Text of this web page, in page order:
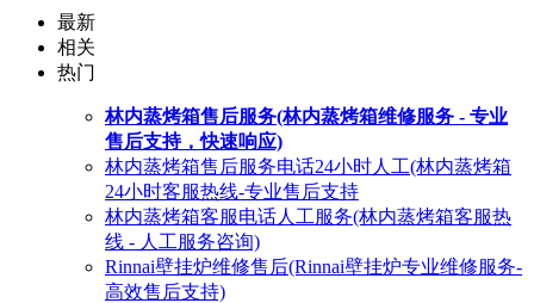
最新
相关
热门
林内蒸烤箱售后服务(林内蒸烤箱维修服务 - 专业
售后支持，快速响应)
林内蒸烤箱售后服务电话24小时人工(林内蒸烤箱
24小时客服热线-专业售后支持
林内蒸烤箱客服电话人工服务(林内蒸烤箱客服热
线 - 人工服务咨询)
Rinnai壁挂炉维修售后(Rinnai壁挂炉专业维修服务-
高效售后支持)